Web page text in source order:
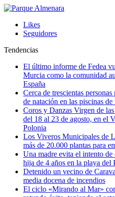
Likes
Seguidores
Tendencias
El último informe de Fedea
Murcia como la comunidad
España
Cerca de trescientas
de natación en las piscinas
Coros y Danzas Virgen de
del 18 al 23 de agosto, en el
Polonia
Los Viveros Municipales de
más de 20.000 plantas para
Una madre evita el intento de
hija de 4 años en la playa del
Detenido un vecino de
media docena de incendios
El ciclo «Mirando al Mar»